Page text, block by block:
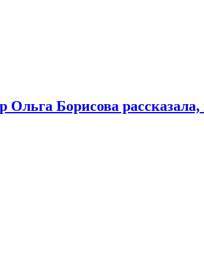
Борисова